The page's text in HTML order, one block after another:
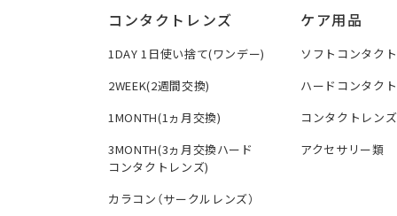
コンタクトレンズ
1DAY 1日使い捨て(ワンデー)
2WEEK(2週間交換)
1MONTH(1ヵ月交換)
3MONTH(3ヵ月交換ハード
コンタクトレンズ)
カラコン（サークルレンズ）
ケア用品
ソフトコンタク
ハードコンタク
コンタクトレン
アクセサリー類